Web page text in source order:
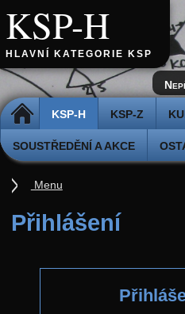
KSP-H
HLAVNÍ KATEGORIE KSP
DOMŮ KSP-H KSP-Z
SOUSTŘEDĚNÍ A AKCE
Přihlášení
Menu